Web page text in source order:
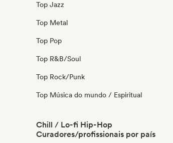
Top Jazz
Top Metal
Top Pop
Top R&B/Soul
Top Rock/Punk
Top Música do mundo / Espiritual
Chill / Lo-fi Hip-Hop
Curadores/profissionais por país